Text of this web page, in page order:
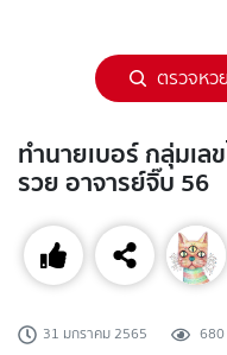
ตรวจหวย
ทำนายเบอร์ กลุ่มเล
รวย อาจารย์จิ๊บ 56
31 มกราคม 2565 680